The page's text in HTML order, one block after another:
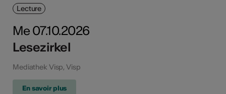
Lecture
Me 07.10.2026
Lesezirkel
Mediathek Visp, Visp
En savoir plus